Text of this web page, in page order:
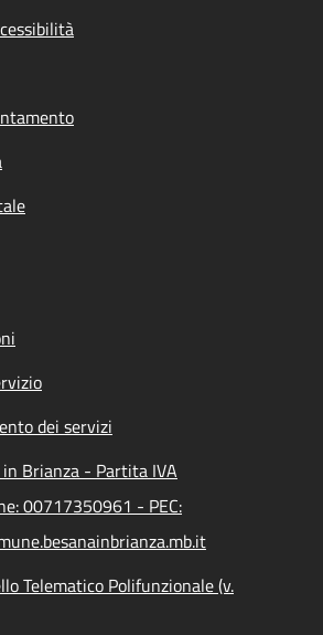
dei servizi
Brianza - Partita IVA
00717350961 - PEC:
Telematico Polifunzionale (v.